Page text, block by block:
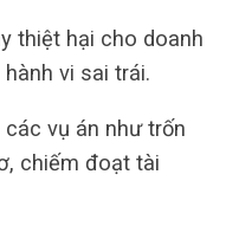
thiệt hại cho doanh
vi sai trái.
vụ án như trốn
chiếm đoạt tài